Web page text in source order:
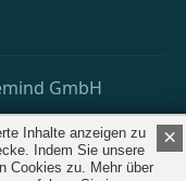
GmbH
×
Inhalte anzeigen zu
Indem Sie unsere
Cookies zu. Mehr über